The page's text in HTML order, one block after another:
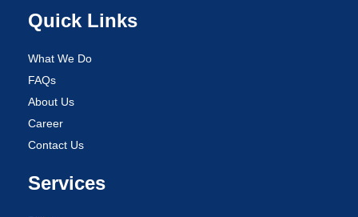
Quick Links
What We Do
FAQs
About Us
Career
Contact Us
Services